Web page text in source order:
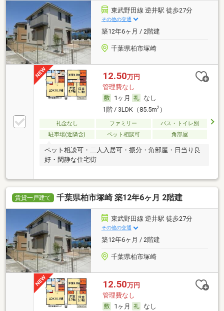
東武野田線 逆井駅 徒歩27分
その他の交通
築12年6ヶ月 / 2階建
千葉県柏市塚崎
12.50万円
管理費なし
1ヶ月
なし
1階 / 3LDK（85.5m2）
礼金なし ファミリー
バス・トイレ別
駐車場(近隣含)
ペット相談可 角部屋
ペット相談可・二人入居可・振分・角部屋・日当り良
好・閑静な住宅街
賃貸一戸建て 千葉県柏市塚崎 築12年6ヶ月 2階建
東武野田線 逆井駅 徒歩27分
その他の交通
築12年6ヶ月 / 2階建
千葉県柏市塚崎
12.50万円
管理費なし
1ヶ月
なし